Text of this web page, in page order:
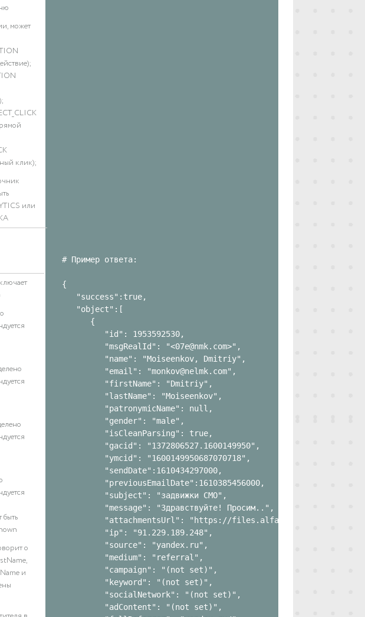
может
клик);
или
# Пример ответа:
{
   "success":true,
   "object":[
      {
         "id": 1953592530,
         "msgRealId": "<07e@nmk.com>",
         "name": "Moiseenkov, Dmitriy",
         "email": "monkov@nelmk.com",
         "firstName": "Dmitriy",
         "lastName": "Moiseenkov",
         "patronymicName": null,
         "gender": "male",
         "isCleanParsing": true,
         "gacid": "1372806527.1600149950",
         "ymcid": "1600149950687070718",
         "sendDate":1610434297000,
         "previousEmailDate":1610385456000,
         "subject": "задвижки CMO",
         "message": "Здравствуйте! Просим..",
"attachmentsUrl": "https://files.alfa-track.com/
         "ip": "91.229.189.248",
         "source": "yandex.ru",
         "medium": "referral",
         "campaign": "(not set)",
         "keyword": "(not set)",
         "socialNetwork": "(not set)",
         "adContent": "(not set)",
быть
о
и